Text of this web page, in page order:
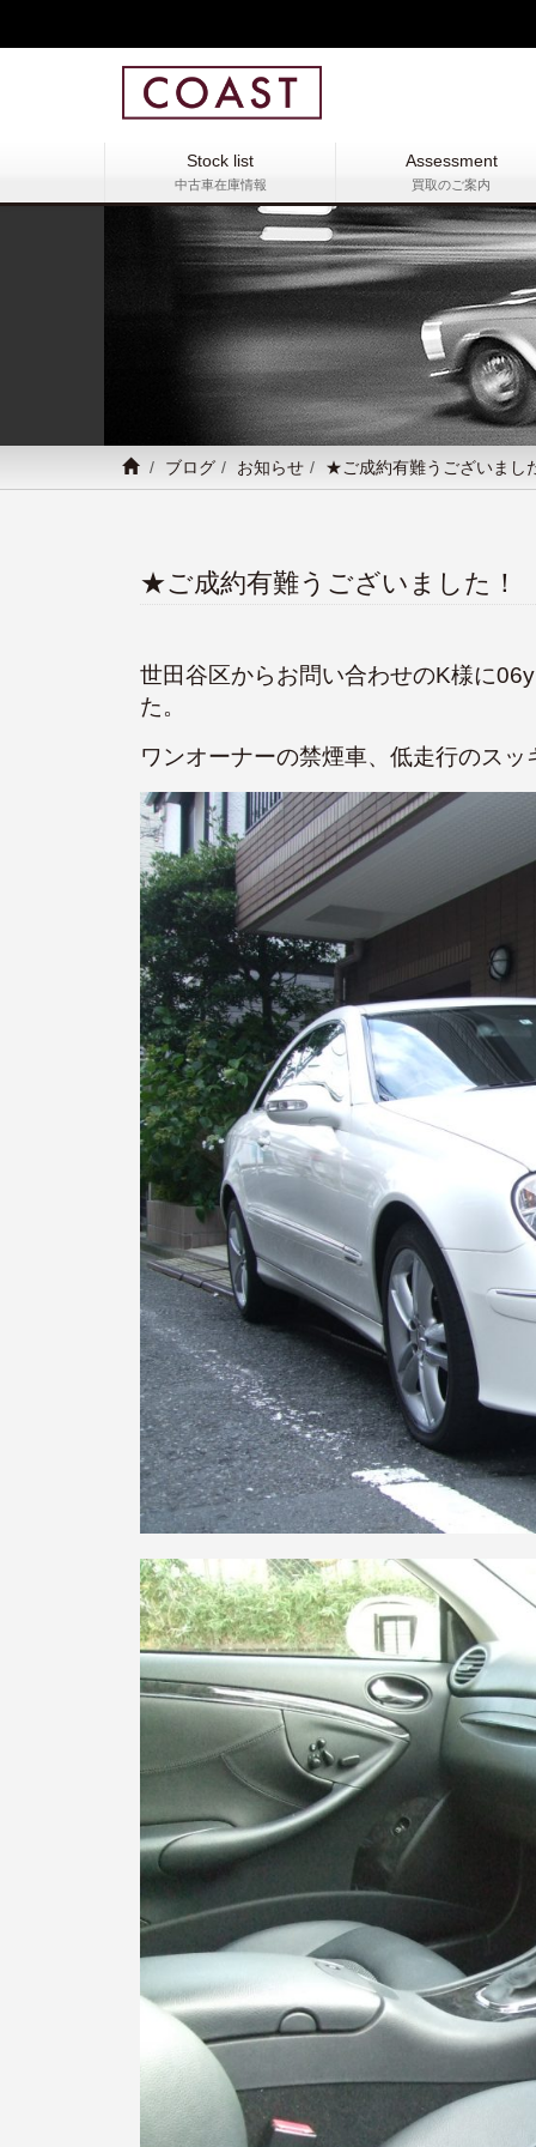
Stock list
中古車在庫情報
Assessment
買取のご案内
ブログ お知らせ ★ご成約有難うございまし
★ご成約有難うございました！
世田谷区からお問い合わせのK様に
た。
ワンオーナーの禁煙車、低走行のス